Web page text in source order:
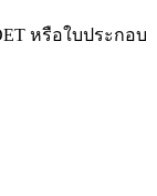
หรือใบประกอบ